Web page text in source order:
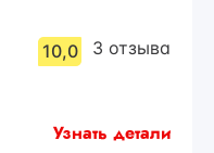
10,0 3 отзыва
Узнать детали